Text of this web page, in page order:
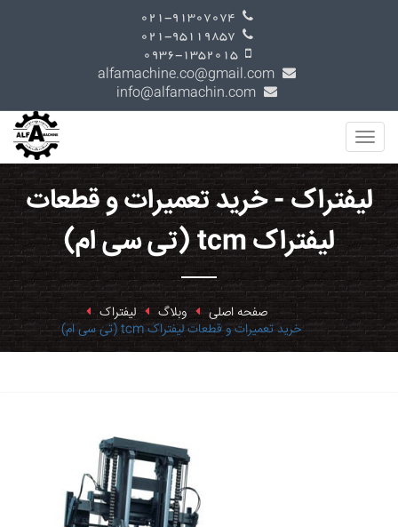
لیفتراک - خرید تعمیرات و قطعات
لیفتراک tcm (تی سی ام)
صفحه اصلی وبلاگ لیفتراک
خرید تعمیرات و قطعات لیفتراک tcm (تی سی ام)